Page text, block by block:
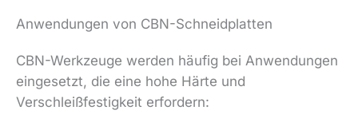
Anwendungen von CBN-Schneidplatten
CBN-Werkzeuge werden häufig bei Anwendungen
eingesetzt, die eine hohe Härte und
Verschleißfestigkeit erfordern: